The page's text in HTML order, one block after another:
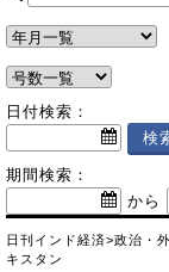
日付検索：
期間検索：
から
日刊インド経済>政治・
キスタン